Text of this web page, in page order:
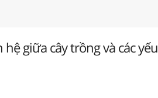
giữa cây trồng và các yếu